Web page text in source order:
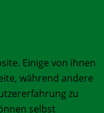
Einige von ihnen
während andere
zu
selbst